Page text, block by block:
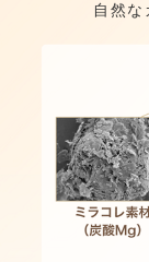
自然な